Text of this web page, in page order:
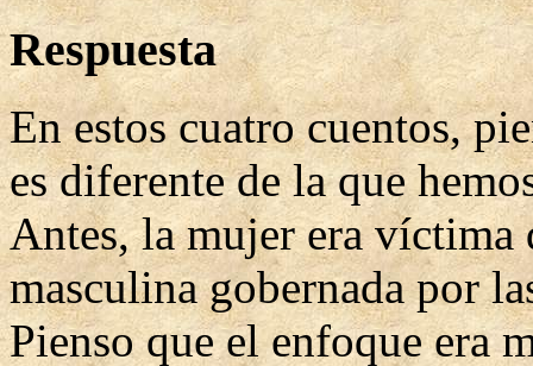
Respuesta
En estos cuatro cuentos,
es diferente de la que
Antes, la mujer era víctima
masculina gobernada por
Pienso que el enfoque era